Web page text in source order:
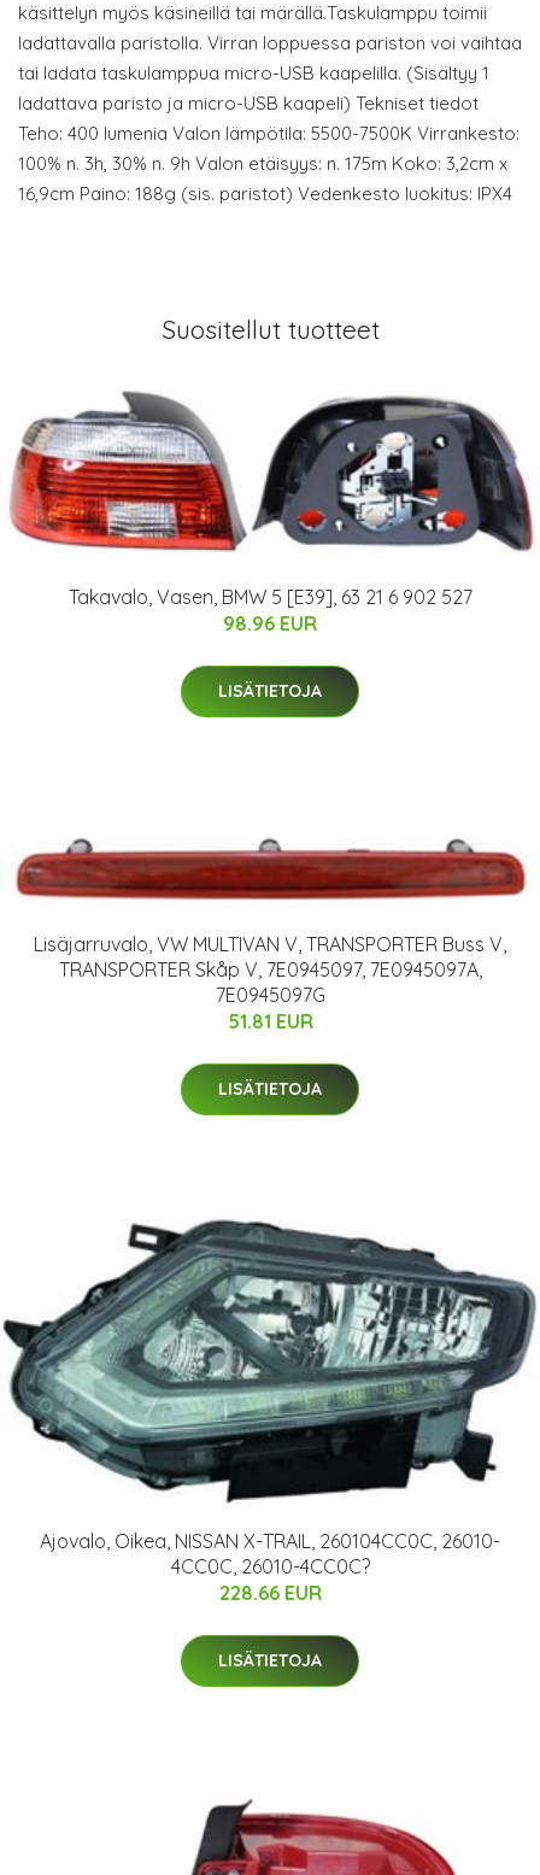
käsittelyn myös käsineillä tai märällä.Taskulamppu toimii
ladattavalla paristolla. Virran loppuessa pariston voi vaihtaa
tai ladata taskulamppua micro-USB kaapelilla. (Sisältyy 1
ladattava paristo ja micro-USB kaapeli) Tekniset tiedot
Teho: 400 lumenia Valon lämpötila: 5500-7500K Virrankesto:
100% n. 3h, 30% n. 9h Valon etäisyys: n. 175m Koko: 3,2cm x
16,9cm Paino: 188g (sis. paristot) Vedenkesto luokitus: IPX4
Suositellut tuotteet
Takavalo, Vasen, BMW 5 [E39], 63 21 6 902 527
98.96 EUR
LISÄTIETOJA
Lisäjarruvalo, VW MULTIVAN V, TRANSPORTER Buss V,
TRANSPORTER Skåp V, 7E0945097, 7E0945097A,
7E0945097G
51.81 EUR
LISÄTIETOJA
Ajovalo, Oikea, NISSAN X-TRAIL, 260104CC0C, 26010-
4CC0C, 26010-4CC0C?
228.66 EUR
LISÄTIETOJA